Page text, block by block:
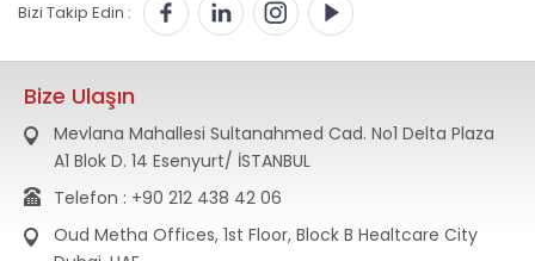
Bizi Takip Edin :
Bize Ulaşın
Mevlana Mahallesi Sultanahmed Cad. No1 Delta Plaza
A1 Blok D. 14 Esenyurt/ İSTANBUL
Telefon : +90 212 438 42 06
Oud Metha Offices, 1st Floor, Block B Healtcare City